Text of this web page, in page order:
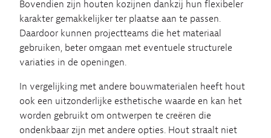
Bovendien zijn houten kozijnen dankzij hun flexibeler
karakter gemakkelijker ter plaatse aan te passen.
Daardoor kunnen projectteams die het materiaal
gebruiken, beter omgaan met eventuele structurele
variaties in de openingen.
In vergelijking met andere bouwmaterialen heeft hout
ook een uitzonderlijke esthetische waarde en kan het
worden gebruikt om ontwerpen te creëren die
ondenkbaar zijn met andere opties. Hout straalt niet